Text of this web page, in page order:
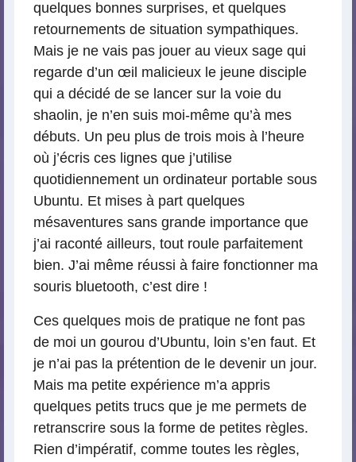
quelques bonnes surprises, et quelques
retournements de situation sympathiques.
Mais je ne vais pas jouer au vieux sage qui
regarde d’un œil malicieux le jeune disciple
qui a décidé de se lancer sur la voie du
shaolin, je n’en suis moi-même qu’à mes
débuts. Un peu plus de trois mois à l’heure
où j’écris ces lignes que j’utilise
quotidiennement un ordinateur portable sous
Ubuntu. Et mises à part quelques
mésaventures sans grande importance que
j’ai raconté ailleurs, tout roule parfaitement
bien. J’ai même réussi à faire fonctionner ma
souris bluetooth, c’est dire !
Ces quelques mois de pratique ne font pas
de moi un gourou d’Ubuntu, loin s’en faut. Et
je n’ai pas la prétention de le devenir un jour.
Mais ma petite expérience m’a appris
quelques petits trucs que je me permets de
retranscrire sous la forme de petites règles.
Rien d’impératif, comme toutes les règles,